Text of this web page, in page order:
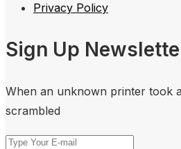
Privacy Policy
Sign Up
When an unknown printer took
scrambled